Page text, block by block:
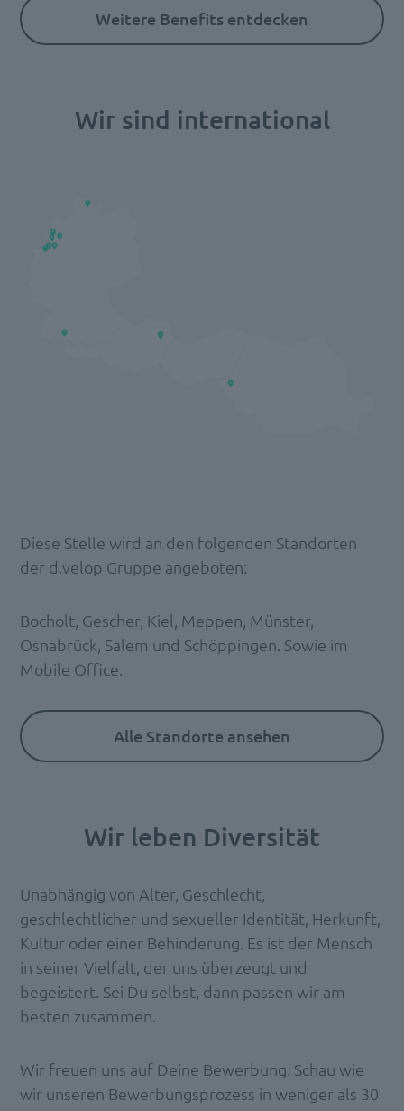
Weitere Benefits entdecken
Wir sind international
Diese Stelle wird an den folgenden Standorten
der d.velop Gruppe angeboten:
Bocholt, Gescher, Kiel, Meppen, Münster,
Osnabrück, Salem und Schöppingen. Sowie im
Mobile Office.
Alle Standorte ansehen
Wir leben Diversität
Unabhängig von Alter, Geschlecht,
geschlechtlicher und sexueller Identität, Herkunft,
Kultur oder einer Behinderung. Es ist der Mensch
in seiner Vielfalt, der uns überzeugt und
begeistert. Sei Du selbst, dann passen wir am
besten zusammen.
Wir freuen uns auf Deine Bewerbung. Schau wie
wir unseren Bewerbungsprozess in weniger als 30